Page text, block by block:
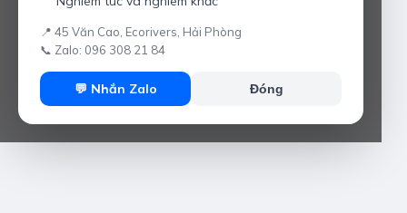
📍 45 Văn Cao, Ecorivers, Hải Phòng
📞 Zalo: 096 308 21 84
💬 Nhắn Zalo Đóng